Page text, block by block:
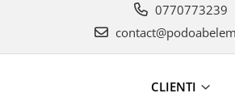
0770773239
CLIENTI